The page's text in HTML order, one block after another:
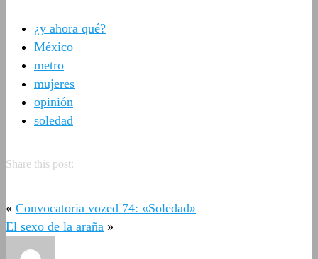
¿y ahora qué?
México
metro
mujeres
opinión
soledad
Share this post:
« Convocatoria vozed 74: «Soledad»
El sexo de la araña »